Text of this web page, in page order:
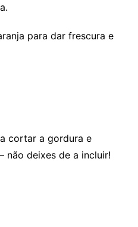
para dar frescura e
cortar a gordura e
não deixes de a incluir!